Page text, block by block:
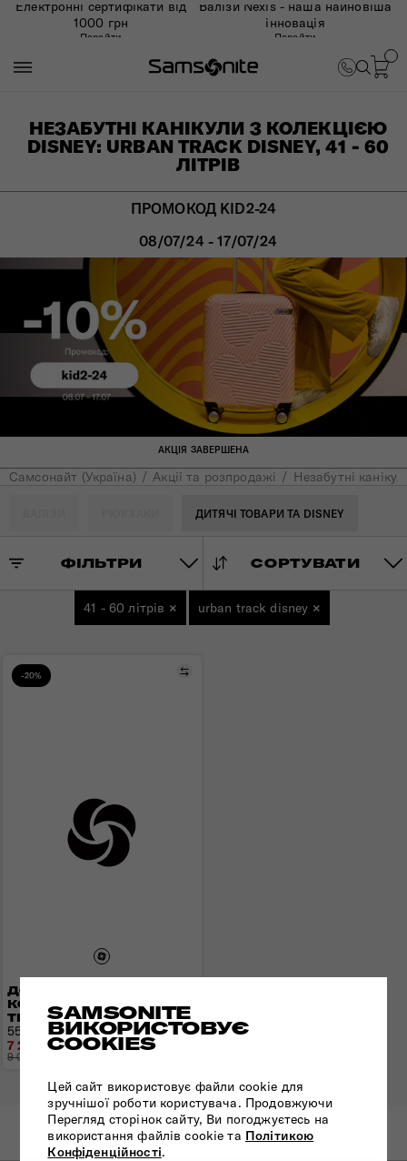
Електронні сертифікати від
1000 грн
Перейти
Валізи Nexis - наша найновіша
інновація
Перейти
SAMSONITE
ВИКОРИСТОВУЄ
COOKIES
Цей сайт використовує файли cookie для
зручнішої роботи користувача. Продовжуючи
Перегляд сторінок сайту, Ви погоджуєтесь на
використання файлів cookie та Політикою
Конфіденційності.
НЕЗАБУТНІ КАНІКУЛИ З КОЛЕКЦІЄЮ
DISNEY: URBAN TRACK DISNEY, 41 - 60
ЛІТРІВ
ПРОМОКОД KID2-24
08/07/24 - 17/07/24
АКЦІЯ ЗАВЕРШЕНА
Самсонайт (Україна) Акції та розпродажі Незабутні
ДИТЯЧІ ТОВАРИ ТА DISNEY
ФІЛЬТРИ СОРТУВАТИ
41 - 60 літрів × urban track disney ×
-20%
ДОРОЖНЯ СУМКА НА
КОЛЕСАХ URBAN
TRACK DISNEY
Порівняти
55x35x20 см | 2,5 кг | 55 л
7 216 грн
9 020 грн